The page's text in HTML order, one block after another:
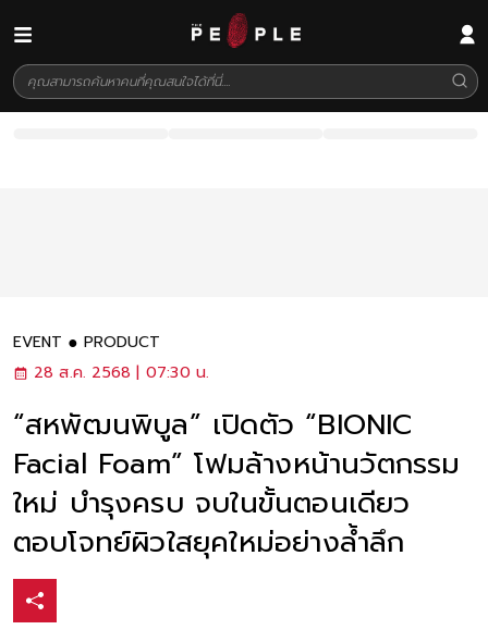
EVENT
PRODUCT
28 ส.ค. 2568 | 07:30 น.
“สหพัฒนพิบูล” เปิดตัว “BIONIC
Facial Foam” โฟมล้างหน้านวัตกรรม
ใหม่ บำรุงครบ จบในขั้นตอนเดียว
ตอบโจทย์ผิวใสยุคใหม่อย่างล้ำลึก